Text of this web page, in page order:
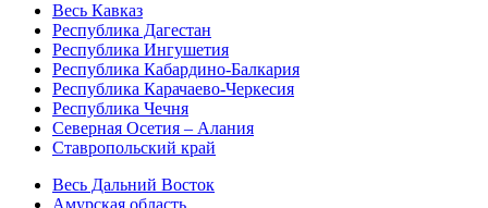
Весь Кавказ
Республика Дагестан
Республика Ингушетия
Республика Кабардино-Балкария
Республика Карачаево-Черкесия
Республика Чечня
Северная Осетия – Алания
Ставропольский край
Весь Дальний Восток
Амурская область